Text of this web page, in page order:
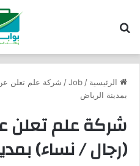
الرئيسية /
Job
/ شركة علم تعلن
بمدينة الرياض
شركة علم تعلن
(رجال / نساء)